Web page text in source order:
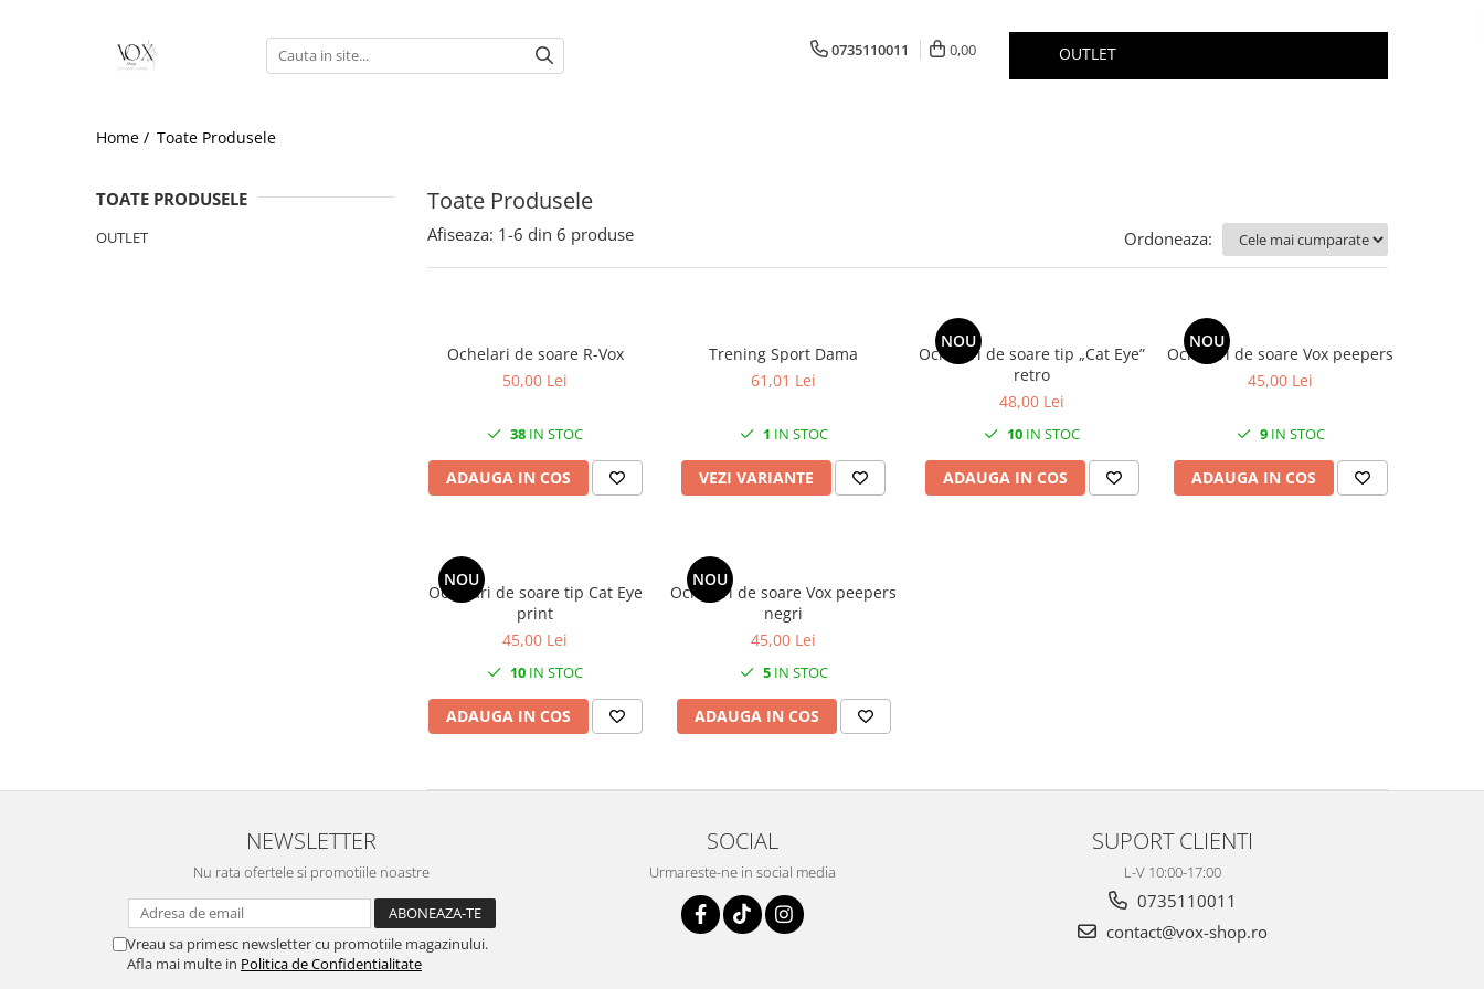
0735110011 0,00 OUTLET
Home / Toate Produsele
Toate Produsele
TOATE PRODUSELE
OUTLET Afiseaza: 1-6 din 6 produse Ordoneaza:
Ochelari de soare R-Vox
50,00 Lei
38 IN STOC
ADAUGA IN COS
Trening Sport Dama
61,01 Lei
1 IN STOC
VEZI VARIANTE
NOU
Ochelari de soare tip „Cat Eye”
retro
48,00 Lei
10 IN STOC
ADAUGA IN COS
NOU
Ochelari de soare Vox peepers
45,00 Lei
9IN STOC
ADAUGA IN COS
NOU
Ochelari de soare tip Cat Eye
print
45,00 Lei
10 IN STOC
ADAUGA IN COS
NOU
Ochelari de soare Vox peepers
negri
45,00 Lei
5IN STOC
ADAUGA IN COS
NEWSLETTER
Nu rata ofertele si promotiile noastre
Vreau sa primesc newsletter cu promotiile magazinului.
Afla mai multe in Politica de Confidentialitate
SOCIAL
Urmareste-ne in social media
SUPORT CLIENTI
L-V 10:00-17:00
0735110011
contact@vox-shop.ro